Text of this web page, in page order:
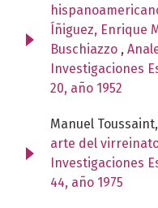
Íñiguez, Enrique
Buschiazzo ,
Investigaciones
20, año 1952
Manuel Toussaint,
arte del
Investigaciones
44, año 1975